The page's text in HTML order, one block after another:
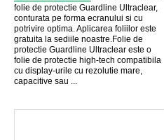
folie de protectie Guardline Ultraclear,
conturata pe forma ecranului si cu
potrivire optima. Aplicarea foliilor este
gratuita la sediile noastre.Folie de
protectie Guardline Ultraclear este o
folie de protectie high-tech compatibila
cu display-urile cu rezolutie mare,
capacitive sau ...